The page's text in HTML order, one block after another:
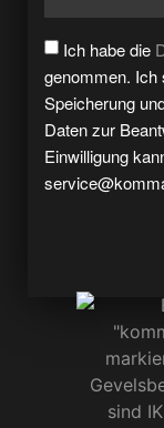
Ich habe die
genommen. Ich
Speicherung
Daten zur
Einwilligung